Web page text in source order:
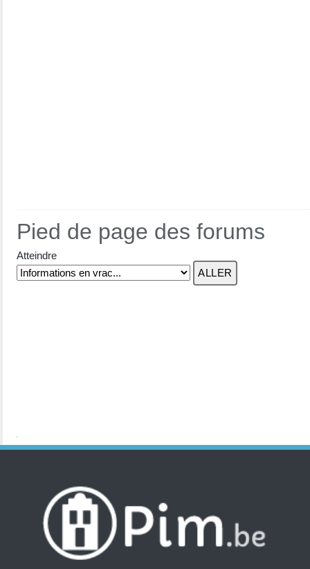
Pied de page des forums
Atteindre